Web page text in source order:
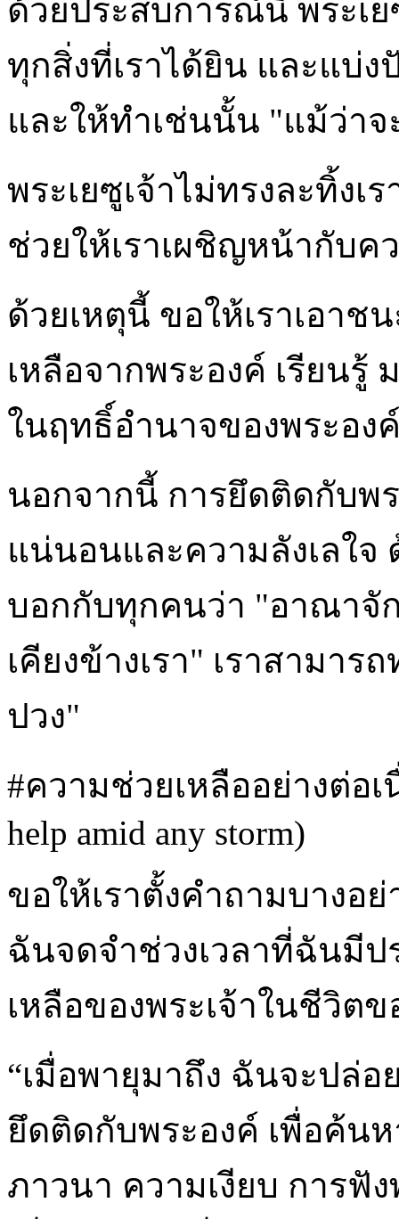
ด้วยประสบการณ์นี้ พระเย
ทุกสิ่งที่เราได้ยิน และแบ่
และให้ทำเช่นนั้น "แม้ว่าจ
พระเยซูเจ้าไม่ทรงละทิ้งเ
ช่วยให้เราเผชิญหน้ากับค
ด้วยเหตุนี้ ขอให้เราเอา
เหลือจากพระองค์ เรียนรู้
ในฤทธิ์อำนาจของพระอง
นอกจากนี้ การยึดติดกับพร
แน่นอนและความลังเลใ
บอกกับทุกคนว่า "อาณาจั
เคียงข้างเรา" เราสามา
ปวง"
#ความช่วยเหลืออย่างต่อ
help amid any storm)
ขอให้เราตั้งคำถามบางอ
ฉันจดจำช่วงเวลาที่ฉันมี
เหลือของพระเจ้าในชีวิต
“เมื่อพายุมาถึง ฉันจะปล่
ยึดติดกับพระองค์ เพื่อค้น
ภาวนา ความเงียบ การฟั